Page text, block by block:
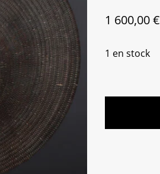
1 600,00€
1 en stock